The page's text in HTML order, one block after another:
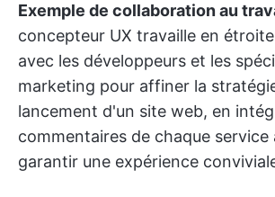
Exemple de collaboration au
concepteur UX travaille en
avec les développeurs et les
marketing pour affiner la
lancement d'un site web, en
commentaires de chaque service
garantir une expérience